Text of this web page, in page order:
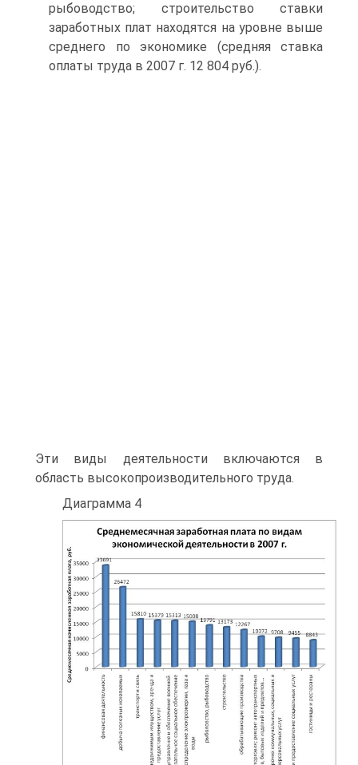
рыбоводство; строительство ставки
заработных плат находятся на уровне выше
среднего по экономике (средняя ставка
оплаты труда в 2007 г. 12 804 руб.).
Эти виды деятельности включаются в
область высокопроизводительного труда.
Диаграмма 4